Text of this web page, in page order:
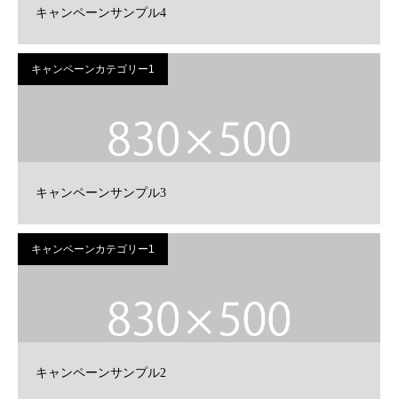
キャンペーンサンプル4
キャンペーンカテゴリー1
キャンペーンサンプル3
キャンペーンカテゴリー1
キャンペーンサンプル2